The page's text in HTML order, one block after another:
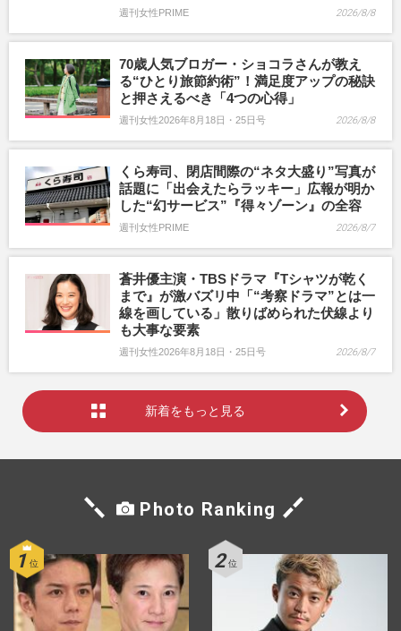
週刊女性PRIME 2026/8/8
70歳人気ブロガー・ショコラさんが教え
る“ひとり旅節約術”！満足度アップの秘訣
と押さえるべき「4つの心得」
週刊女性2026年8月18日・25日号 2026/8/8
くら寿司、閉店間際の“ネタ大盛り”写真が
話題に「出会えたらラッキー」広報が明か
した“幻サービス”『得々ゾーン』の全容
週刊女性PRIME 2026/8/7
蒼井優主演・TBSドラマ『Tシャツが乾く
まで』が激バズリ中「“考察ドラマ”とは一
線を画している」散りばめられた伏線より
も大事な要素
週刊女性2026年8月18日・25日号 2026/8/7
新着をもっと見る
Photo Ranking